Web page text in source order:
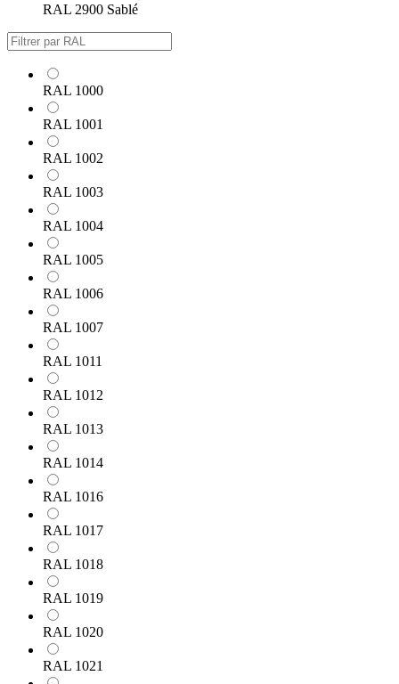
RAL 2900 Sablé
RAL 1000
RAL 1001
RAL 1002
RAL 1003
RAL 1004
RAL 1005
RAL 1006
RAL 1007
RAL 1011
RAL 1012
RAL 1013
RAL 1014
RAL 1016
RAL 1017
RAL 1018
RAL 1019
RAL 1020
RAL 1021